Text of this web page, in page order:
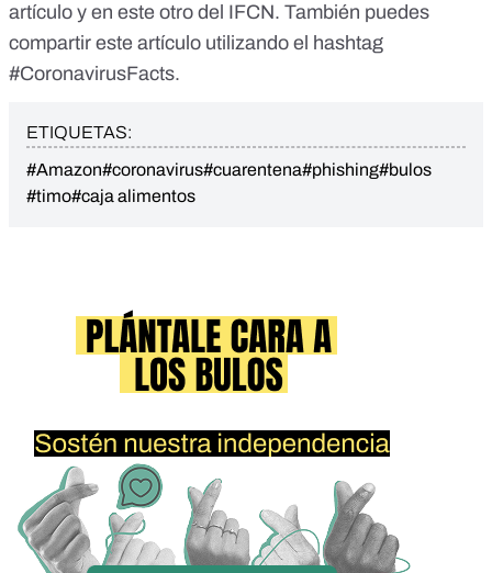
artículo y en este otro del IFCN. También puedes
compartir este artículo utilizando el hashtag
#CoronavirusFacts.
ETIQUETAS:
#Amazon#coronavirus#cuarentena#phishing#bulos
#timo#caja alimentos